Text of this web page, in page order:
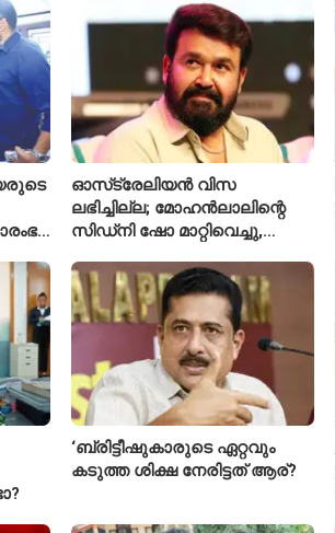
ഓസ്‌ട്രേലിയൻ വിസ
ലഭിച്ചില്ല; മോഹൻലാലിന്റെ
സിഡ്‌നി ഷോ മാറ്റിവെച്ചു,
താരം
‘ബ്രിട്ടീഷുകാരുടെ ഏറ്റവും
കടുത്ത ശിക്ഷ നേരിട്ടത് ആര്?